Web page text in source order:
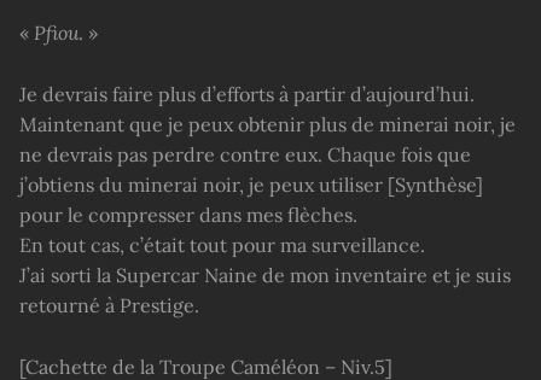
« Pfiou. »
Je devrais faire plus d’efforts à partir d’aujourd’hui.
Maintenant que je peux obtenir plus de minerai noir, je
ne devrais pas perdre contre eux. Chaque fois que
j’obtiens du minerai noir, je peux utiliser [Synthèse]
pour le compresser dans mes flèches.
En tout cas, c’était tout pour ma surveillance.
J’ai sorti la Supercar Naine de mon inventaire et je suis
retourné à Prestige.
[Cachette de la Troupe Caméléon – Niv.5]